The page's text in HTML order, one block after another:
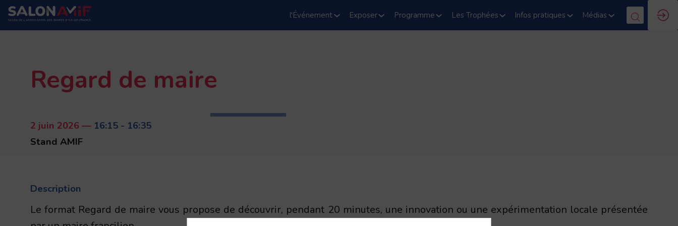
l'Événement Exposer Programme Les Trophées Infos pratiques Médias
Regard de maire
2 juin 2026 — 16:15 - 16:35
Stand AMIF
Description
Le format Regard de maire vous propose de découvrir, pendant 20 minutes, une innovation ou une expérimentation locale présentée